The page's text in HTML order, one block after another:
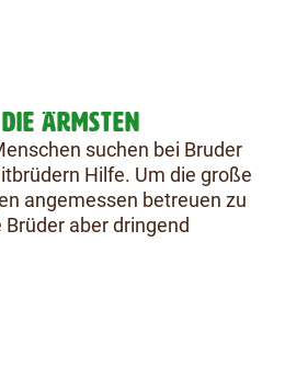
ÄRMSTEN
suchen bei Bruder
Hilfe. Um die große
angemessen betreuen zu
aber dringend